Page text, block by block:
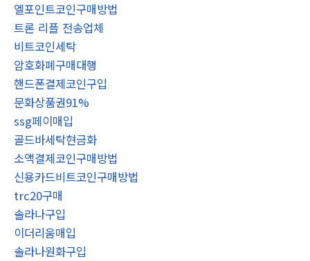
엘포인트코인구매방법
트론 리플 전송업체
비트코인세탁
암호화폐구매대행
핸드폰결제코인구입
문화상품권91%
ssg페이매입
골드바세탁현금화
소액결제코인구매방법
신용카드비트코인구매방법
trc20구매
솔라나구입
이더리움매입
솔라나원화구입